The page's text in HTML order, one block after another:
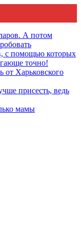
А потом
с помощью которых
точно!
от Харьковского
присесть, ведь
мамы